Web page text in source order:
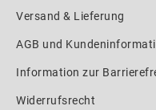
Versand & Lieferung
AGB und
Information zur
Widerrufsrecht